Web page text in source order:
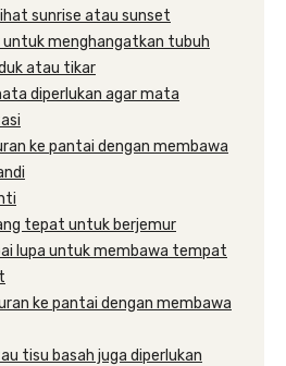
sunrise atau sunset
untuk menghangatkan tubuh
atau tikar
diperlukan agar mata
ke pantai dengan membawa
tepat untuk berjemur
lupa untuk membawa tempat
ke pantai dengan membawa
tisu basah juga diperlukan